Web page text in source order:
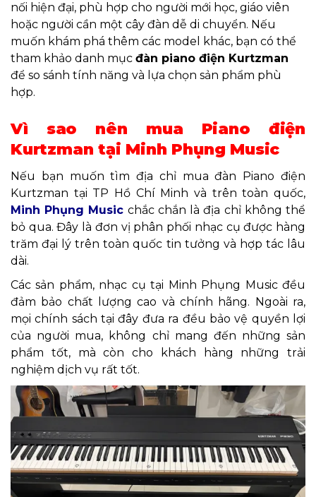
nối hiện đại, phù hợp cho người mới học, giáo viên
hoặc người cần một cây đàn dễ di chuyển. Nếu
muốn khám phá thêm các model khác, bạn có thể
tham khảo danh mục đàn piano điện Kurtzman
để so sánh tính năng và lựa chọn sản phẩm phù
hợp.
Vì sao nên mua Piano điện
Kurtzman tại Minh Phụng Music
Nếu bạn muốn tìm địa chỉ mua đàn Piano điện
Kurtzman tại TP Hồ Chí Minh và trên toàn quốc,
Minh Phụng Music chắc chắn là địa chỉ không thể
bỏ qua. Đây là đơn vị phân phối nhạc cụ được hàng
trăm đại lý trên toàn quốc tin tưởng và hợp tác lâu
dài.
Các sản phẩm, nhạc cụ tại Minh Phụng Music đều
đảm bảo chất lượng cao và chính hãng. Ngoài ra,
mọi chính sách tại đây đưa ra đều bảo vệ quyền lợi
của người mua, không chỉ mang đến những sản
phẩm tốt, mà còn cho khách hàng những trải
nghiệm dịch vụ rất tốt.